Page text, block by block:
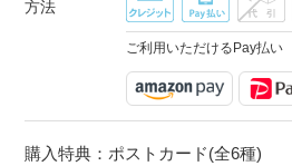
方法
ご利用いただけるPay払い
購入特典：ポストカード(全6種)